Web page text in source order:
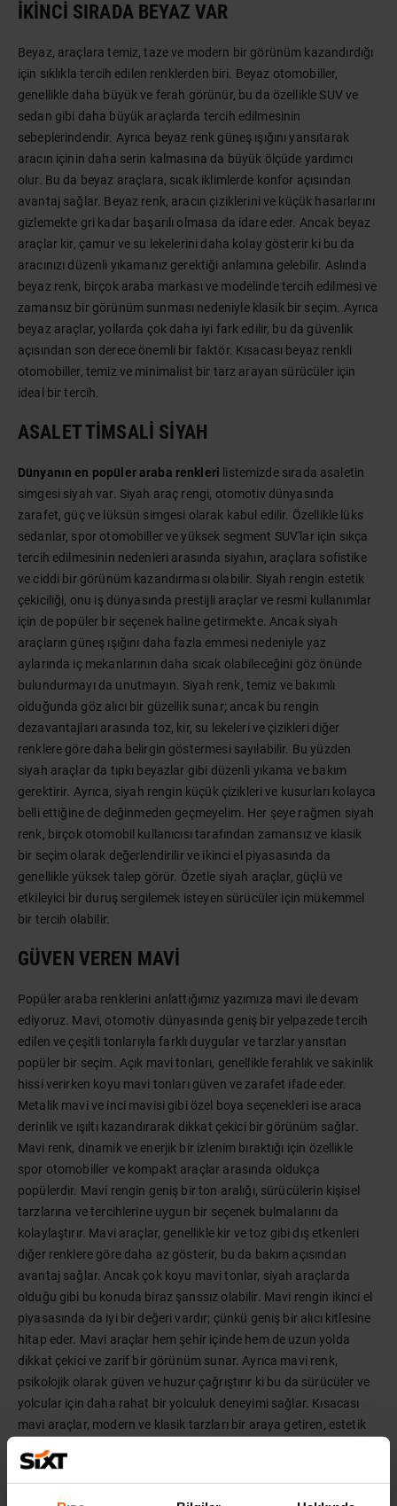
İKINCI SIRADA BEYAZ VAR
Beyaz, araçlara temiz, taze ve modern bir görünüm kazandırdığı
için sıklıkla tercih edilen renklerden biri. Beyaz otomobiller,
genellikle daha büyük ve ferah görünür, bu da özellikle SUV ve
sedan gibi daha büyük araçlarda tercih edilmesinin
sebeplerindendir. Ayrıca beyaz renk güneş ışığını yansıtarak
aracın içinin daha serin kalmasına da büyük ölçüde yardımcı
olur. Bu da beyaz araçlara, sıcak iklimlerde konfor açısından
avantaj sağlar. Beyaz renk, aracın çiziklerini ve küçük hasarlarını
gizlemekte gri kadar başarılı olmasa da idare eder. Ancak beyaz
araçlar kir, çamur ve su lekelerini daha kolay gösterir ki bu da
aracınızı düzenli yıkamanız gerektiği anlamına gelebilir. Aslında
beyaz renk, birçok araba markası ve modelinde tercih edilmesi ve
zamansız bir görünüm sunması nedeniyle klasik bir seçim. Ayrıca
beyaz araçlar, yollarda çok daha iyi fark edilir, bu da güvenlik
açısından son derece önemli bir faktör. Kısacası beyaz renkli
otomobiller, temiz ve minimalist bir tarz arayan sürücüler için
ideal bir tercih.
ASALET TIMSALI SIYAH
Dünyanın en popüler araba renkleri listemizde sırada asaletin
simgesi siyah var. Siyah araç rengi, otomotiv dünyasında
zarafet, güç ve lüksün simgesi olarak kabul edilir. Özellikle lüks
sedanlar, spor otomobiller ve yüksek segment SUV'lar için sıkça
tercih edilmesinin nedenleri arasında siyahın, araçlara sofistike
ve ciddi bir görünüm kazandırması olabilir. Siyah rengin estetik
çekiciliği, onu iş dünyasında prestijli araçlar ve resmi kullanımlar
için de popüler bir seçenek haline getirmekte. Ancak siyah
araçların güneş ışığını daha fazla emmesi nedeniyle yaz
aylarında iç mekanlarının daha sıcak olabileceğini göz önünde
bulundurmayı da unutmayın. Siyah renk, temiz ve bakımlı
olduğunda göz alıcı bir güzellik sunar; ancak bu rengin
dezavantajları arasında toz, kir, su lekeleri ve çizikleri diğer
renklere göre daha belirgin göstermesi sayılabilir. Bu yüzden
siyah araçlar da tıpkı beyazlar gibi düzenli yıkama ve bakım
gerektirir. Ayrıca, siyah rengin küçük çizikleri ve kusurları kolayca
belli ettiğine de değinmeden geçmeyelim. Her şeye rağmen siyah
renk, birçok otomobil kullanıcısı tarafından zamansız ve klasik
bir seçim olarak değerlendirilir ve ikinci el piyasasında da
genellikle yüksek talep görür. Özetle siyah araçlar, güçlü ve
etkileyici bir duruş sergilemek isteyen sürücüler için mükemmel
bir tercih olabilir.
GÜVEN VEREN MAVI
Popüler araba renklerini anlattığımız yazımıza mavi ile devam
ediyoruz. Mavi, otomotiv dünyasında geniş bir yelpazede tercih
edilen ve çeşitli tonlarıyla farklı duygular ve tarzlar yansıtan
popüler bir seçim. Açık mavi tonları, genellikle ferahlık ve sakinlik
hissi verirken koyu mavi tonları güven ve zarafet ifade eder.
Metalik mavi ve inci mavisi gibi özel boya seçenekleri ise araca
derinlik ve ışıltı kazandırarak dikkat çekici bir görünüm sağlar.
Mavi renk, dinamik ve enerjik bir izlenim bıraktığı için özellikle
spor otomobiller ve kompakt araçlar arasında oldukça
popülerdir. Mavi rengin geniş bir ton aralığı, sürücülerin kişisel
tarzlarına ve tercihlerine uygun bir seçenek bulmalarını da
kolaylaştırır. Mavi araçlar, genellikle kir ve toz gibi dış etkenleri
diğer renklere göre daha az gösterir, bu da bakım açısından
avantaj sağlar. Ancak çok koyu mavi tonlar, siyah araçlarda
olduğu gibi bu konuda biraz şanssız olabilir. Mavi rengin ikinci el
piyasasında da iyi bir değeri vardır; çünkü geniş bir alıcı kitlesine
hitap eder. Mavi araçlar hem şehir içinde hem de uzun yolda
dikkat çekici ve zarif bir görünüm sunar. Ayrıca mavi renk,
psikolojik olarak güven ve huzur çağrıştırır ki bu da sürücüler ve
yolcular için daha rahat bir yolculuk deneyimi sağlar. Kısacası
mavi araçlar, modern ve klasik tarzları bir araya getiren, estetik
PERFORMANSIN RENGI KIRMIZI